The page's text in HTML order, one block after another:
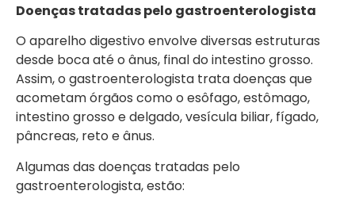
Doenças tratadas pelo gastroenterologista
O aparelho digestivo envolve diversas estruturas
desde boca até o ânus, final do intestino grosso.
Assim, o gastroenterologista trata doenças que
acometam órgãos como o esôfago, estômago,
intestino grosso e delgado, vesícula biliar, fígado,
pâncreas, reto e ânus.
Algumas das doenças tratadas pelo
gastroenterologista, estão: